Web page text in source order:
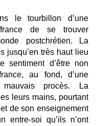
le tourbillon d’une
de se trouver
postchrétien. La
jusqu’en très haut lieu
sentiment d’être non
au fond, d’une
procès. La
leurs mains, pourtant
de son enseignement
entre-soi qu’ils n’ont